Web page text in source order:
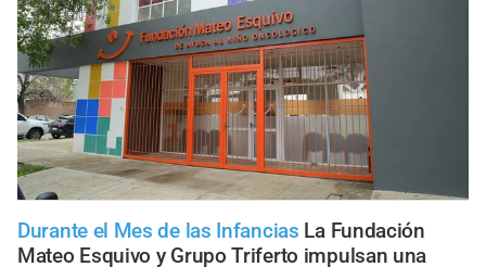
Durante el Mes de las Infancias La Fundación
Mateo Esquivo y Grupo Triferto impulsan una